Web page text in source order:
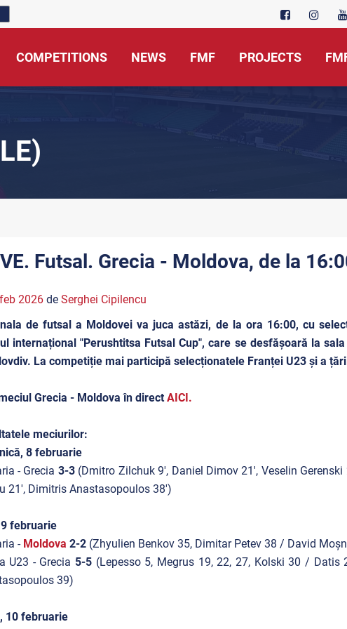
COMPETITIONS NEWS FMF PROJECTS
Futsal. Grecia - Moldova, de la
2026de Serghei Cipilencu
de futsal a Moldovei va juca astăzi, de la ora 16:00, cu
internațional "Perushtitsa Futsal Cup", care se desfășoară la
La competiție mai participă selecționatele Franței U23 și a
Grecia - Moldova în direct AICI.
meciurilor:
8 februarie
- Grecia 3-3(Dmitro Zilchuk 9', Daniel Dimov 21', Veselin
21', Dimitris Anastasopoulos 38')
februarie
- Moldova 2-2 (Zhyulien Benkov 35, Dimitar Petev 38 / David
U23 - Grecia 5-5 (Lepesso 5, Megrus 19, 22, 27, Kolski 30 / Datis
39)
10 februarie